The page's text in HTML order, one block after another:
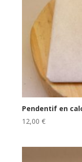
Pendentif en
12,00 €